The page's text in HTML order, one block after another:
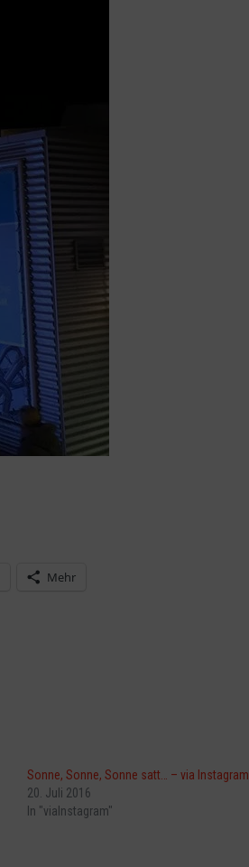
Mehr
Sonne, Sonne, Sonne satt… – via Instagram
20. Juli 2016
In "viaInstagram"